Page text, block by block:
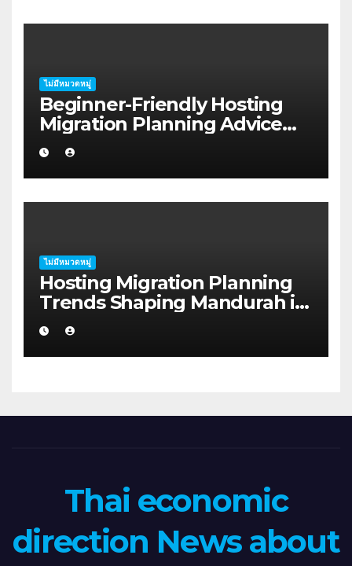
ไม่มีหมวดหมู่
Beginner-Friendly Hosting
Migration Planning Advice
for Startup Founders in Coffs
Harbour
ไม่มีหมวดหมู่
Hosting Migration Planning
Trends Shaping Mandurah in
2026
Thai economic
direction News about